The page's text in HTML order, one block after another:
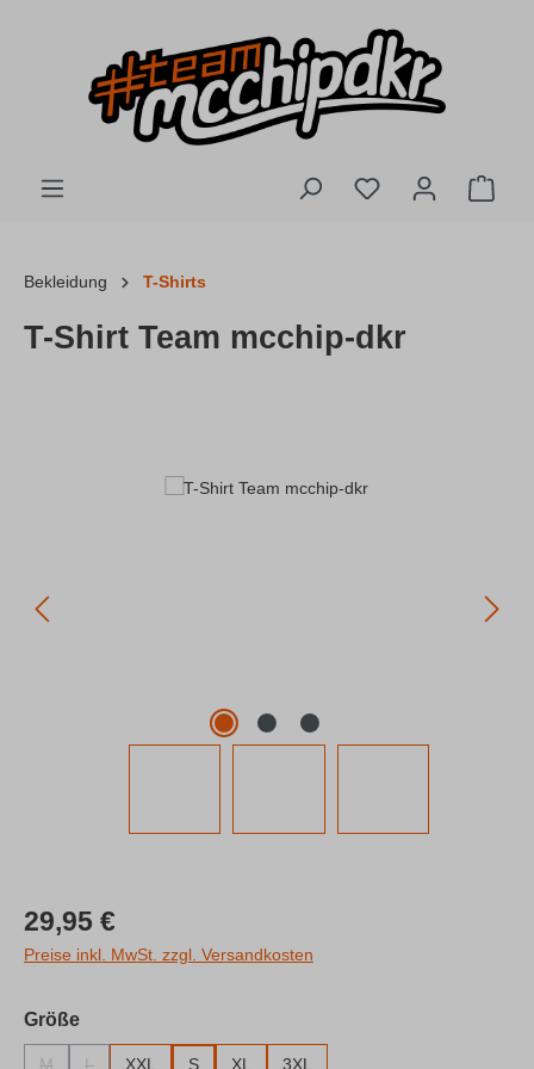
Du hast 0
Bekleidung T-Shirts
T-Shirt Team mcchip-dkr
Regulärer Preis:
29,95 €
Preise inkl. MwSt. zzgl. Versandkosten
Größeauswählen
M L XXL S XL 3XL